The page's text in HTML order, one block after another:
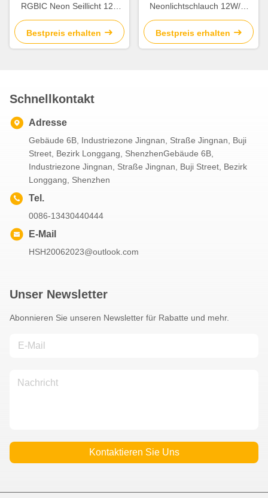
RGBIC Neon Seillicht 12V
5M Ausschneidbares LED-
Streifenlicht
Bestpreis erhalten
Neonlichtschlauch 12W/M
IP67 Adressierbarer LED
Neonstreifen
Bestpreis erhalten
Schnellkontakt
Adresse
Gebäude 6B, Industriezone Jingnan, Straße Jingnan, Buji
Street, Bezirk Longgang, ShenzhenGebäude 6B,
Industriezone Jingnan, Straße Jingnan, Buji Street, Bezirk
Longgang, Shenzhen
Tel.
0086-13430440444
E-Mail
HSH20062023@outlook.com
Unser Newsletter
Abonnieren Sie unseren Newsletter für Rabatte und mehr.
Kontaktieren Sie Uns